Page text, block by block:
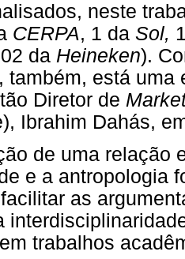
neste
CERPA, 1 da Sol,
da Heineken).
também, está
Diretor de
Ibrahim Dahás,
de uma relação
e a antropologia
as
trabalhos